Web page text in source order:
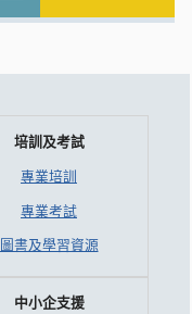
培訓及考試
專業培訓
專業考試
圖書及學習資源
中小企支援